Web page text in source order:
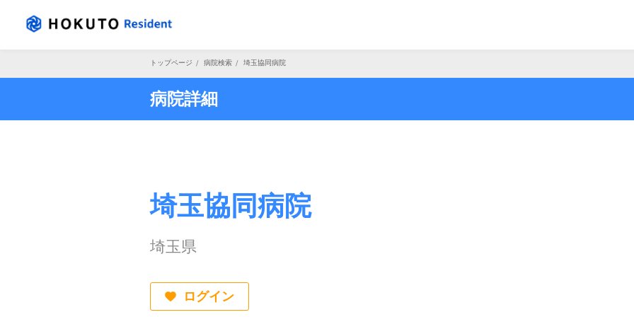
トップページ / 病院検索 / 埼玉協同病院
病院詳細
埼玉協同病院
埼玉県
ログイン